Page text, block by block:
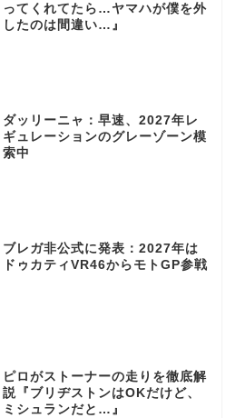
ってくれてたら…ヤマハが僕を外
したのは間違い…』
ダッリーニャ：早速、2027年レ
ギュレーションのグレーゾーン模
索中
ブレガ非公式に発表：2027年は
ドゥカティVR46からモトGP参戦
ピロがストーナーの走りを徹底解
説『ブリヂストンはOKだけど、
ミシュランだと…』